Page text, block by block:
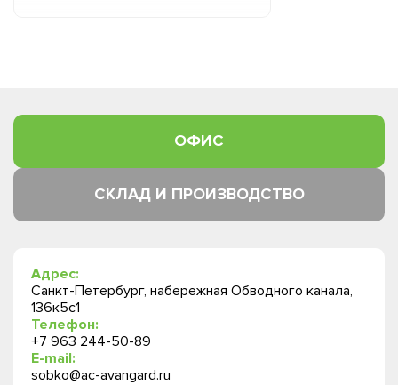
ОФИС
СКЛАД И ПРОИЗВОДСТВО
Адрес:
Санкт-Петербург, набережная Обводного канала,
136к5с1
Телефон:
+7 963 244-50-89
E-mail:
sobko@ac-avangard.ru